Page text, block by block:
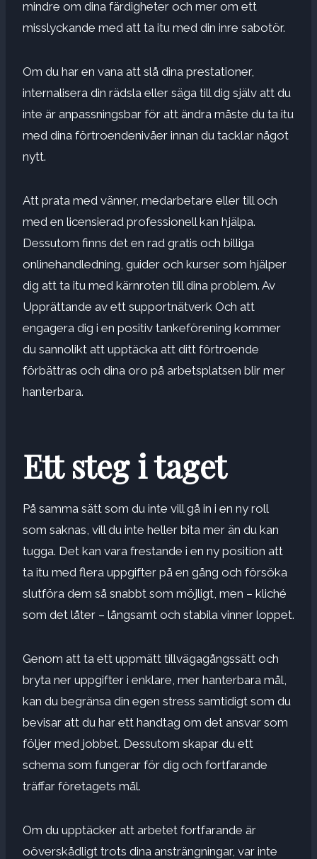
mindre om dina färdigheter och mer om ett
misslyckande med att ta itu med din inre sabotör.
Om du har en vana att slå dina prestationer,
internalisera din rädsla eller säga till dig själv att du
inte är anpassningsbar för att ändra måste du ta itu
med dina förtroendenivåer innan du tacklar något
nytt.
Att prata med vänner, medarbetare eller till och
med en licensierad professionell kan hjälpa.
Dessutom finns det en rad gratis och billiga
onlinehandledning, guider och kurser som hjälper
dig att ta itu med kärnroten till dina problem. Av
Upprättande av ett supportnätverk Och att
engagera dig i en positiv tankeförening kommer
du sannolikt att upptäcka att ditt förtroende
förbättras och dina oro på arbetsplatsen blir mer
hanterbara.
Ett steg i taget
På samma sätt som du inte vill gå in i en ny roll
som saknas, vill du inte heller bita mer än du kan
tugga. Det kan vara frestande i en ny position att
ta itu med flera uppgifter på en gång och försöka
slutföra dem så snabbt som möjligt, men – kliché
som det låter – långsamt och stabila vinner loppet.
Genom att ta ett uppmätt tillvägagångssätt och
bryta ner uppgifter i enklare, mer hanterbara mål,
kan du begränsa din egen stress samtidigt som du
bevisar att du har ett handtag om det ansvar som
följer med jobbet. Dessutom skapar du ett
schema som fungerar för dig och fortfarande
träffar företagets mål.
Om du upptäcker att arbetet fortfarande är
oöverskådligt trots dina ansträngningar, var inte